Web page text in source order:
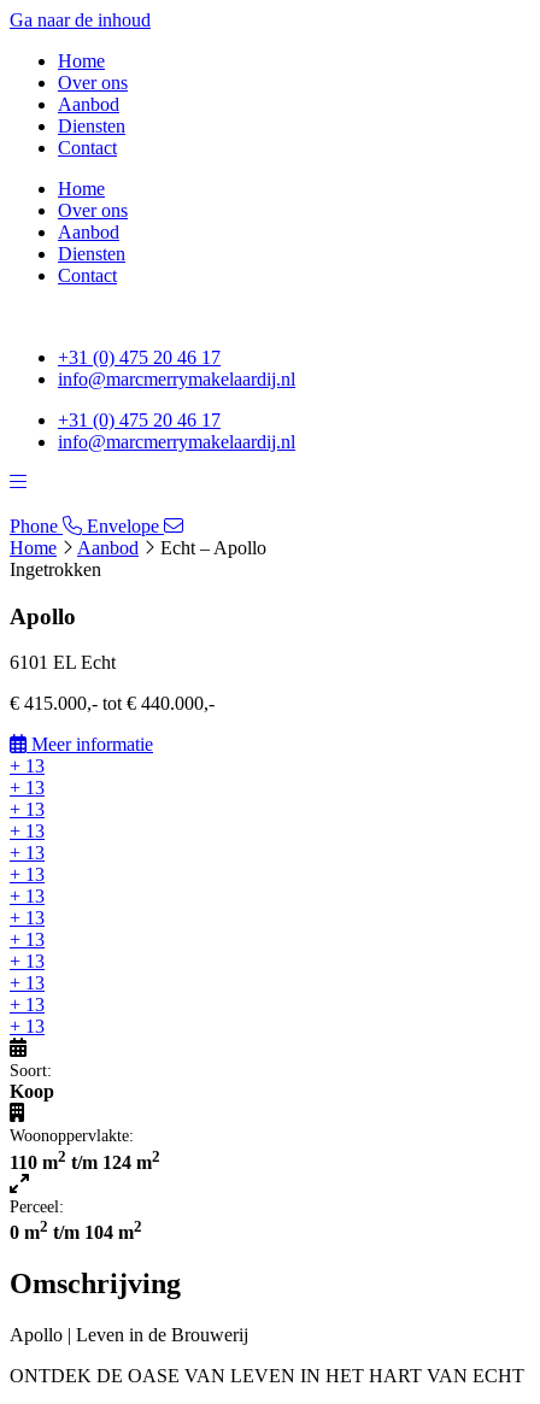
Ga naar de inhoud
Home
Over ons
Aanbod
Diensten
Contact
Home
Over ons
Aanbod
Diensten
Contact
+31 (0) 475 20 46 17
info@marcmerrymakelaardij.nl
+31 (0) 475 20 46 17
info@marcmerrymakelaardij.nl
Phone
Envelope
Home
Aanbod
Echt – Apollo
Ingetrokken
Apollo
6101 EL Echt
€ 415.000,- tot € 440.000,-
Meer informatie
+ 13
+ 13
+ 13
+ 13
+ 13
+ 13
+ 13
+ 13
+ 13
+ 13
+ 13
+ 13
+ 13
Soort:
Koop
Woonoppervlakte:
110 m2 t/m 124 m2
Perceel:
0 m2 t/m 104 m2
Omschrijving
Apollo | Leven in de Brouwerij
ONTDEK DE OASE VAN LEVEN IN HET HART VAN ECHT